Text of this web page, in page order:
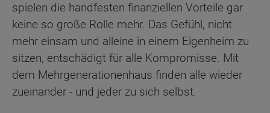
spielen die handfesten finanziellen Vorteile gar
keine so große Rolle mehr. Das Gefühl, nicht
mehr einsam und alleine in einem Eigenheim zu
sitzen, entschädigt für alle Kompromisse. Mit
dem Mehrgenerationenhaus finden alle wieder
zueinander - und jeder zu sich selbst.